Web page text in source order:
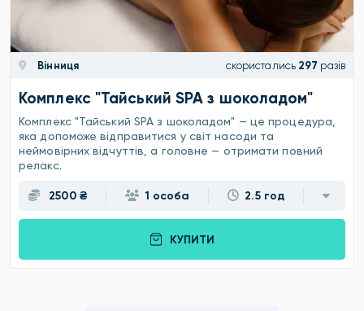
Вінниця скористались 297 разів
Комплекс "Тайський SPA з шоколадом"
Комплекс "Тайський SPA з шоколадом" — це процедура,
яка допоможе відправитися у світ насоди та
неймовірних відчуттів, а головне — отримати повний
релакс.
2500 ₴ 1 особа 2.5 год
КУПИТИ